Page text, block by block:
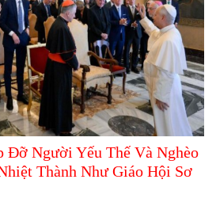
Người Yếu Thế Và Nghèo
Thành Như Giáo Hội Sơ